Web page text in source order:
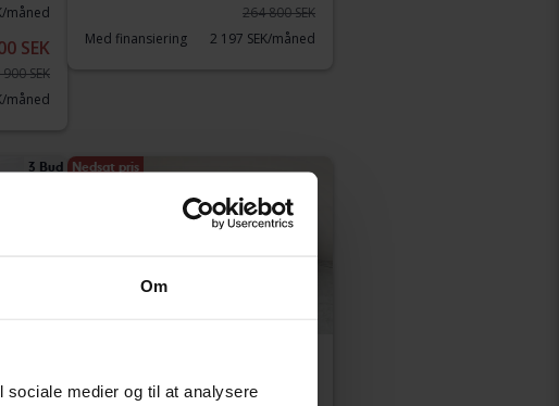
Om
medier og til at analysere
måned
SEK
SEK
måned
264 800 SEK
Med finansiering
2 197 SEK/måned
3 Bud Nedsat pris
KIA EV6